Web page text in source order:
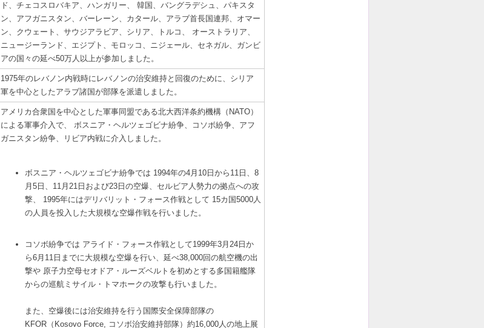
ド、チェコスロバキア、ハンガリー、 韓国、バングラデシュ、パキスタ
ン、アフガニスタン、バーレーン、カタール、アラブ首長国連邦、オマー
ン、クウェート、サウジアラビア、シリア、トルコ、 オーストラリア、
ニュージーランド、エジプト、モロッコ、ニジェール、セネガル、ガンビ
アの国々の延べ50万人以上が参加しました。
1975年のレバノン内戦時にレバノンの治安維持と回復のために、シリア
軍を中心としたアラブ諸国が部隊を派遣しました。
アメリカ合衆国を中心とした軍事同盟である北大西洋条約機構（NATO）
による軍事介入で、 ボスニア・ヘルツェゴビナ紛争、コソボ紛争、アフ
ガニスタン紛争、リビア内戦に介入しました。
ボスニア・ヘルツェゴビナ紛争では 1994年の4月10日から11日、8
月5日、11月21日および23日の空爆、セルビア人勢力の拠点への攻
撃、 1995年にはデリバリット・フォース作戦として 15カ国5000人
の人員を投入した大規模な空爆作戦を行いました。
コソボ紛争では アライド・フォース作戦として1999年3月24日か
ら6月11日までに大規模な空爆を行い、延べ38,000回の航空機の出
撃や 原子力空母セオドア・ルーズベルトを初めとする多国籍艦隊
からの巡航ミサイル・トマホークの攻撃も行いました。
また、空爆後には治安維持を行う国際安全保障部隊の
KFOR（Kosovo Force, コソボ治安維持部隊）約16,000人の地上展